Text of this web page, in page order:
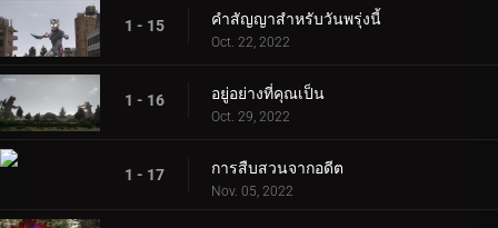
1 - 15 คำสัญญาสำหรับวันพรุ่งนี้
Oct. 22, 2022
1 - 16 อยู่อย่างที่คุณเป็น
Oct. 29, 2022
1 - 17 การสืบสวนจากอดีต
Nov. 05, 2022